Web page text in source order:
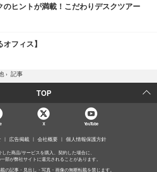
のヒントが満載！こだわりデスクツアー
オフィス】
› 記事
TOP
X YouTube
広告掲載 会社概要 個人情報保護方針
した商品/サービスを購入、契約した場合に、
部が弊社サイトに還元されることがあります。
の記事・見出し・写真・画像の無断転載を禁じます。